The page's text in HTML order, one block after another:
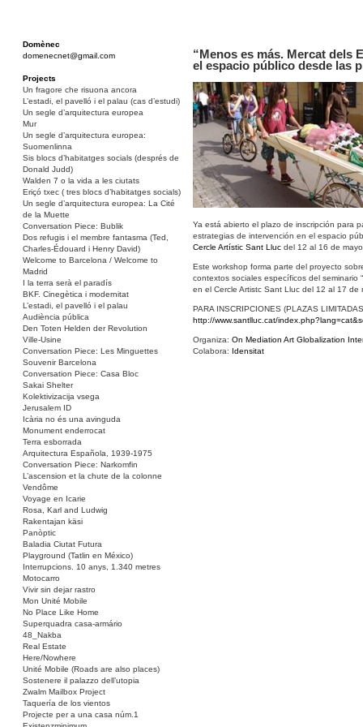
Domènec
domenecnet@gmail.com
Projects
Un fragore che risuona ancora
L’estadi, el pavelló i el palau (cas d’estudi)
Un segle d’arquitectura europea
Mur
Un segle d’arquitectura europea:
Suomenlinna
Sis blocs d’habitatges socials (després de
Donald Judd)
Walden 7 o la vida a les ciutats
Eriçó txec ( tres blocs d’habitatges socials)
Un segle d’arquitectura europea: La Cité
de la Muette
Conversation Piece: Bublik
Dos refugis i el membre fantasma (Ted,
Charles-Édouard i Henry David)
Welcome to Barcelona / Welcome to
Madrid
I la terra serà el paradís
BKF. Cinegètica i modernitat
L’estadi, el pavelló i el palau
Audiència pública
Den Toten Helden der Revolution
Ville-Usine
Conversation Piece: Les Minguettes
Souvenir Barcelona
Conversation Piece: Casa Bloc
Sakai Shelter
Kolektivizacija vsega
Jerusalem ID
Icària no és una avinguda
Monument enderrocat
Terra esborrada
Arquitectura Española, 1939-1975
Conversation Piece: Narkomfin
L’ascension et la chute de la colonne
Vendôme
Voyage en Icarie
Rosa, Karl and Ludwig
Rakentajan käsi
Panòptic
Baladia Ciutat Futura
Playground (Tatlin en México)
Interrupcions. 10 anys, 1.340 metres
Motocarro
Vivir sin dejar rastro
Mon Unité Mobile
No Place Like Home
Superquadra casa-armário
48_Nakba
Real Estate
Here/Nowhere
Unité Mobile (Roads are also places)
Sostenere il palazzo dell’utopia
Zwalm Mailbox Project
Taquería de los vientos
Projecte per a una casa núm.1
“Menos es más. Mercat dels
el espacio público desde las
Ya está abierto el plazo de inscripción para
estrategias de intervención en el espacio
Cercle Artístic Sant Lluc del 12 al 16 de
Este workshop forma parte del proyecto
contextos sociales específicos del seminario
en el Cercle Artistc Sant Lluc del 12 al 17 de
PARA INSCRIPCIONES (PLAZAS
http://www.santlluc.cat/
Organiza: On Mediation Art Globalization
Colabora: Idensitat